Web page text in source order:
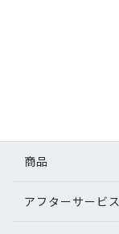
商品
アフターサービス